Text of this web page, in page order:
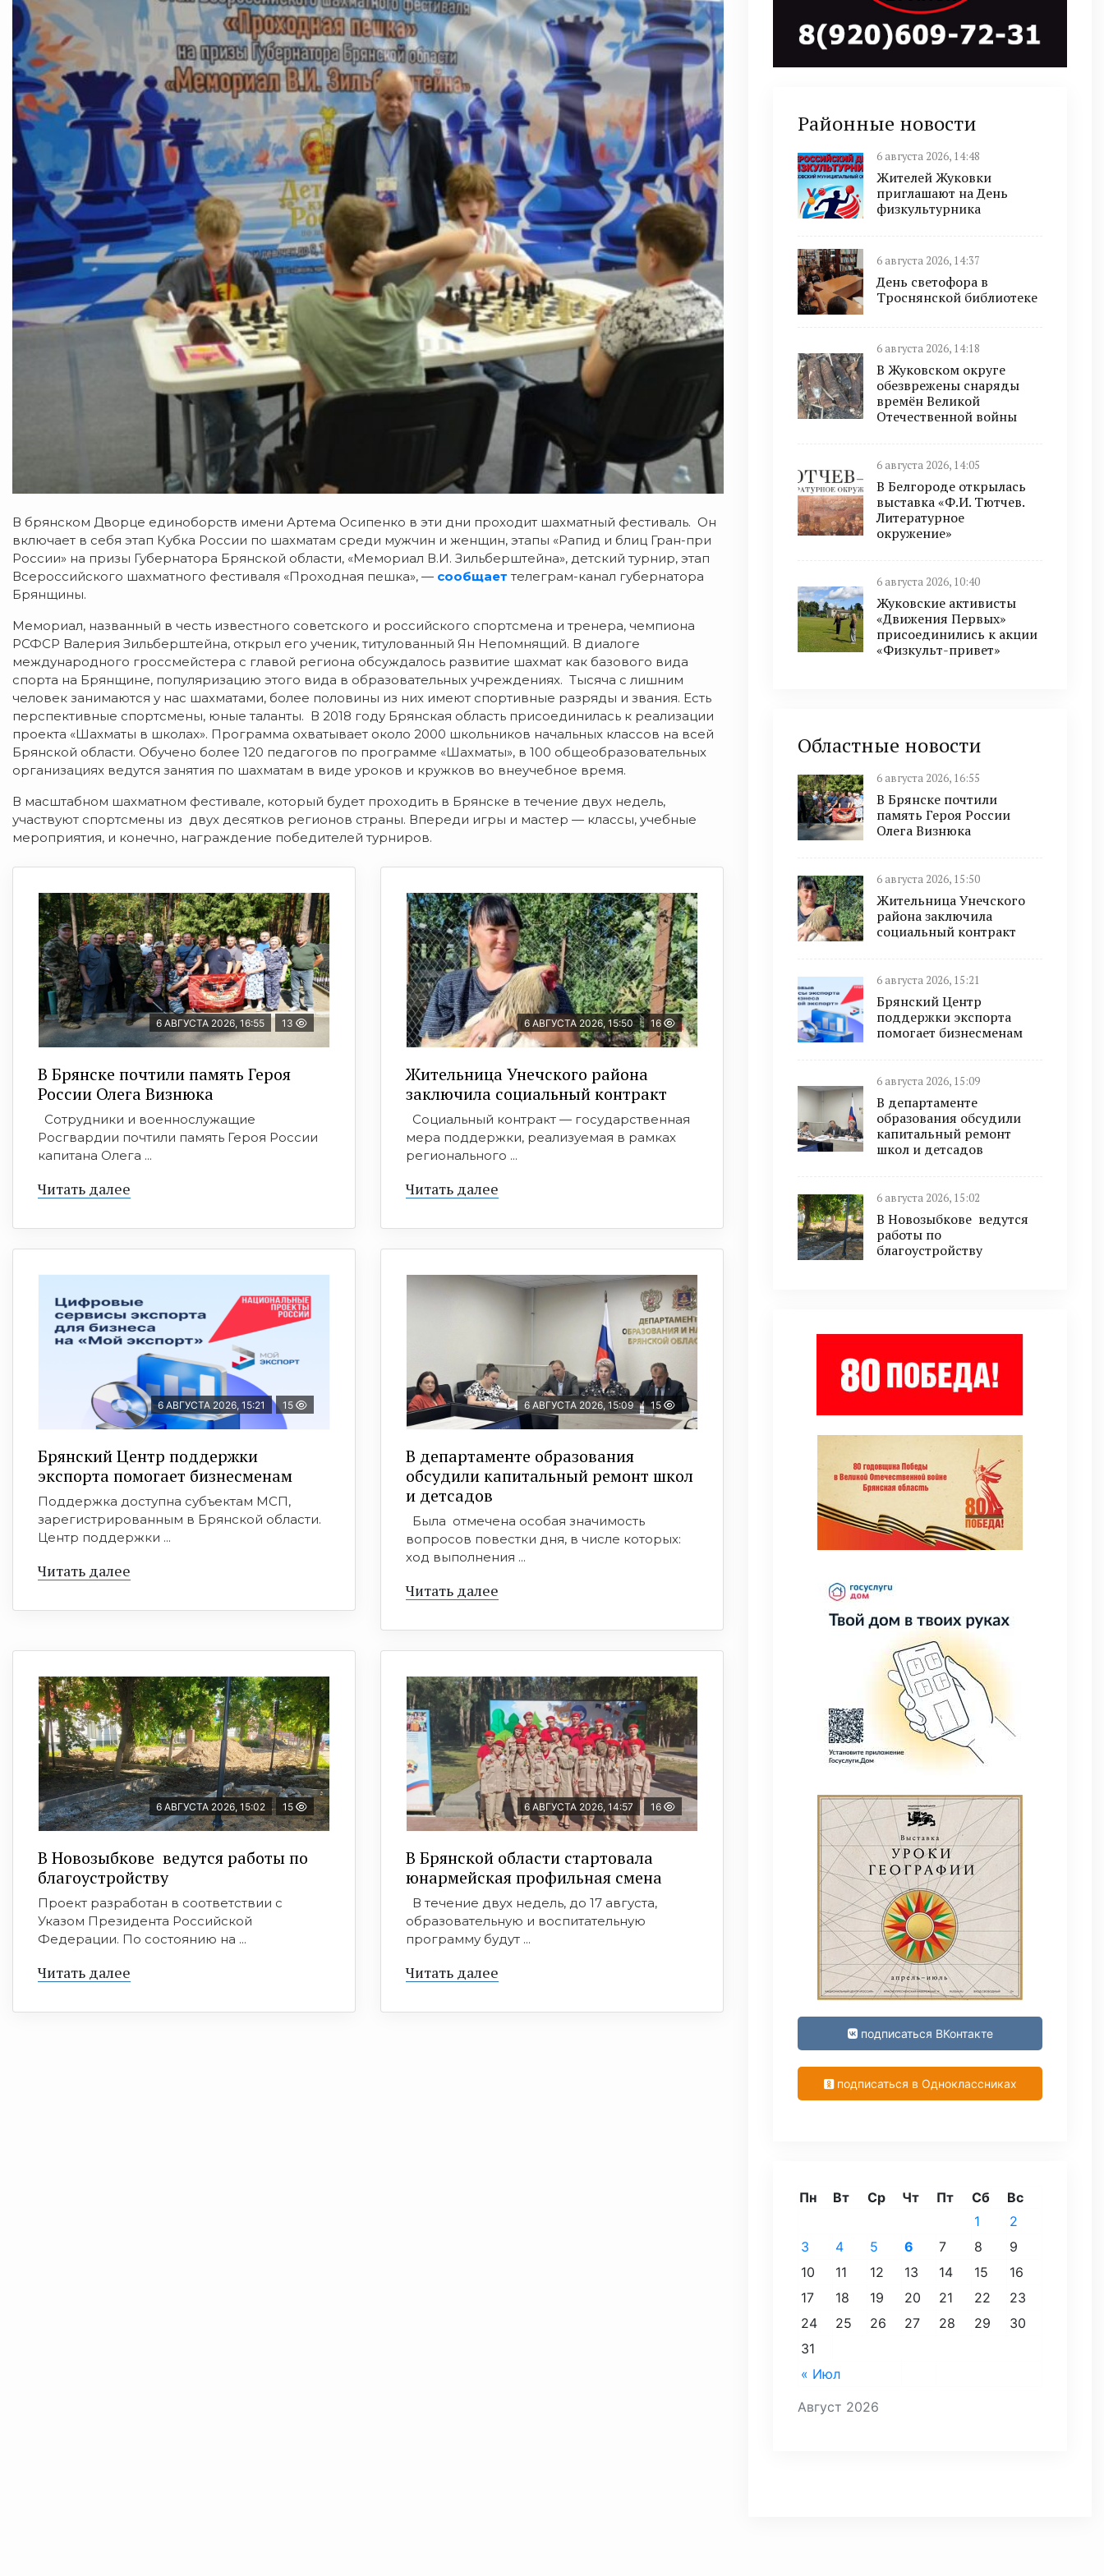
В брянском Дворце единоборств имени Артема Осипенко в эти дни проходит шахматный фестиваль. Он
включает в себя этап Кубка России по шахматам среди мужчин и женщин, этапы «Рапид и блиц Гран-при
России» на призы Губернатора Брянской области, «Мемориал В.И. Зильберштейна», детский турнир, этап
Всероссийского шахматного фестиваля «Проходная пешка», — сообщает телеграм-канал губернатора
Брянщины.
Мемориал, названный в честь известного советского и российского спортсмена и тренера, чемпиона
РСФСР Валерия Зильберштейна, открыл его ученик, титулованный Ян Непомнящий. В диалоге
международного гроссмейстера с главой региона обсуждалось развитие шахмат как базового вида
спорта на Брянщине, популяризацию этого вида в образовательных учреждениях. Тысяча с лишним
человек занимаются у нас шахматами, более половины из них имеют спортивные разряды и звания. Есть
перспективные спортсмены, юные таланты. В 2018 году Брянская область присоединилась к реализации
проекта «Шахматы в школах». Программа охватывает около 2000 школьников начальных классов на всей
Брянской области. Обучено более 120 педагогов по программе «Шахматы», в 100 общеобразовательных
организациях ведутся занятия по шахматам в виде уроков и кружков во внеучебное время.
В масштабном шахматном фестивале, который будет проходить в Брянске в течение двух недель,
участвуют спортсмены из двух десятков регионов страны. Впереди игры и мастер — классы, учебные
мероприятия, и конечно, награждение победителей турниров.
6 АВГУСТА 2026, 16:55 13
В Брянске почтили память Героя
России Олега Визнюка
Сотрудники и военнослужащие
Росгвардии почтили память Героя России
капитана Олега ...
Читать далее
6 АВГУСТА 2026, 15:50 16
Жительница Унечского района
заключила социальный контракт
Социальный контракт — государственная
мера поддержки, реализуемая в рамках
регионального ...
Читать далее
6 АВГУСТА 2026, 15:21 15
Брянский Центр поддержки
экспорта помогает бизнесменам
Поддержка доступна субъектам МСП,
зарегистрированным в Брянской области.
Центр поддержки ...
Читать далее
6 АВГУСТА 2026, 15:09 15
В департаменте образования
обсудили капитальный ремонт школ
и детсадов
Была отмечена особая значимость
вопросов повестки дня, в числе которых:
ход выполнения ...
Читать далее
6 АВГУСТА 2026, 15:02 15
В Новозыбкове ведутся работы по
благоустройству
Проект разработан в соответствии с
Указом Президента Российской
Федерации. По состоянию на ...
Читать далее
6 АВГУСТА 2026, 14:57 16
В Брянской области стартовала
юнармейская профильная смена
В течение двух недель, до 17 августа,
образовательную и воспитательную
программу будут ...
Читать далее
Районные новости
6 августа 2026, 14:48
Жителей Жуковки
приглашают на День
физкультурника
6 августа 2026, 14:37
День светофора в
Троснянской библиотеке
6 августа 2026, 14:18
В Жуковском округе
обезврежены снаряды
времён Великой
Отечественной войны
6 августа 2026, 14:05
В Белгороде открылась
выставка «Ф.И. Тютчев.
Литературное
окружение»
6 августа 2026, 10:40
Жуковские активисты
«Движения Первых»
присоединились к акции
«Физкульт-привет»
Областные новости
6 августа 2026, 16:55
В Брянске почтили
память Героя России
Олега Визнюка
6 августа 2026, 15:50
Жительница Унечского
района заключила
социальный контракт
6 августа 2026, 15:21
Брянский Центр
поддержки экспорта
помогает бизнесменам
6 августа 2026, 15:09
В департаменте
образования обсудили
капитальный ремонт
школ и детсадов
6 августа 2026, 15:02
В Новозыбкове ведутся
работы по
благоустройству
подписаться ВКонтакте
подписаться в Одноклассниках
Август 2026
Пн Вт Ср Чт Пт Сб Вс
« Июл
1
2
3
4 5 6 7 8
9
10
11 12 13 14 15
16
17
18 19 20 21 22
23
24
25 26 27 28 29
30
31